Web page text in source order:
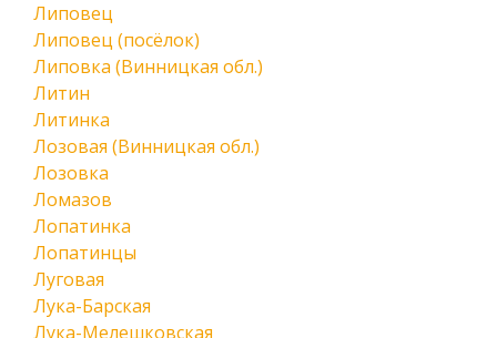
Липовец
Липовец (посёлок)
Липовка (Винницкая обл.)
Литин
Литинка
Лозовая (Винницкая обл.)
Лозовка
Ломазов
Лопатинка
Лопатинцы
Луговая
Лука-Барская
Лука-Мелешковская